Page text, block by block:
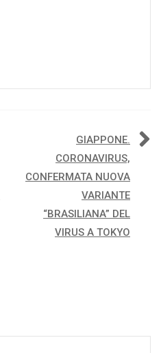
GIAPPONE.
CORONAVIRUS,
CONFERMATA NUOVA
VARIANTE
“BRASILIANA” DEL
VIRUS A TOKYO